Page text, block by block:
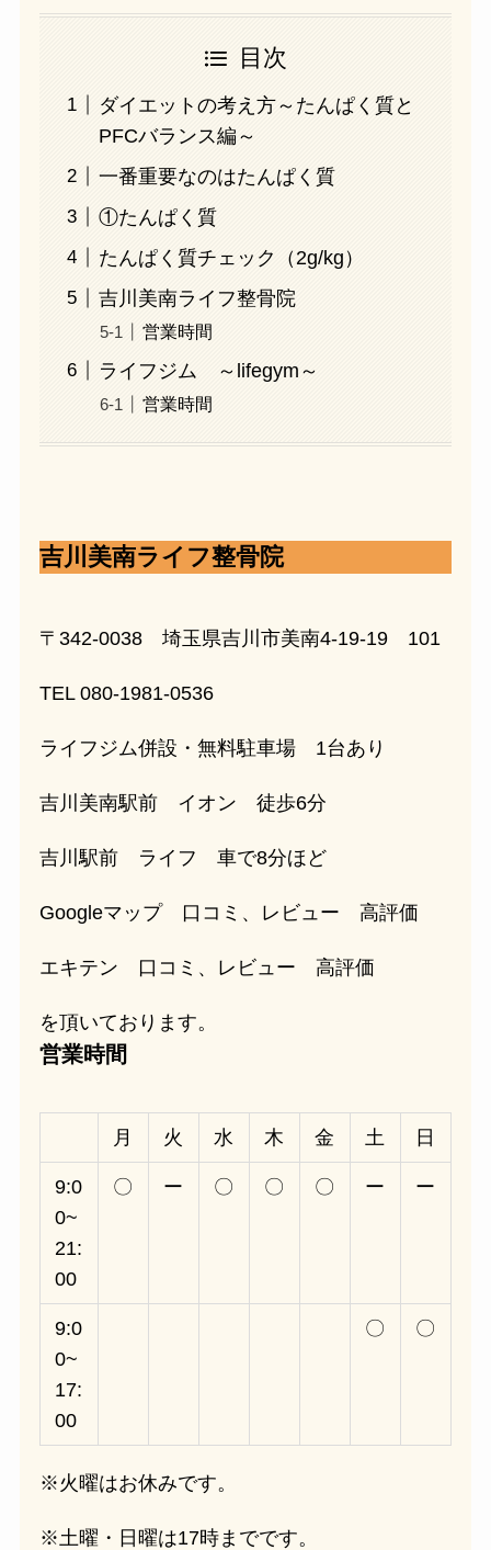
目次
ダイエットの考え方～たんぱく質と
PFCバランス編～
一番重要なのはたんぱく質
①たんぱく質
たんぱく質チェック（2g/kg）
吉川美南ライフ整骨院
営業時間
ライフジム ～lifegym～
営業時間
吉川美南ライフ整骨院
〒342-0038 埼玉県吉川市美南4-19-19 101
TEL 080-1981-0536
ライフジム併設・無料駐車場 1台あり
吉川美南駅前 イオン 徒歩6分
吉川駅前 ライフ 車で8分ほど
Googleマップ 口コミ、レビュー 高評価
エキテン 口コミ、レビュー 高評価
を頂いております。
営業時間
月 火 水 木 金 土 日
9:0
0~
21:
00
〇 ー 〇 〇 〇 ー ー
9:0
0~
17:
00
〇 〇
※火曜はお休みです。
※土曜・日曜は17時までです。